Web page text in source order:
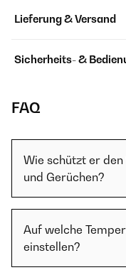
Lieferung & Versand
Sicherheits- &
FAQ
Wie schützt er
und Gerüchen?
Auf welche
einstellen?